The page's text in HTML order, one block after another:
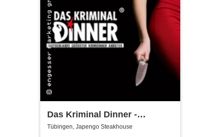
Das Kriminal Dinner -
Faustdickes Verbrechen
Tübingen, Japengo Steakhouse